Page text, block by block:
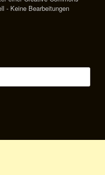
- Keine Bearbeitungen